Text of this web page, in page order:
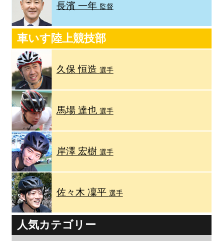
長濱 一年 監督
車いす陸上競技部
久保 恒造 選手
馬場 達也 選手
岸澤 宏樹 選手
佐々木 凜平 選手
人気カテゴリー